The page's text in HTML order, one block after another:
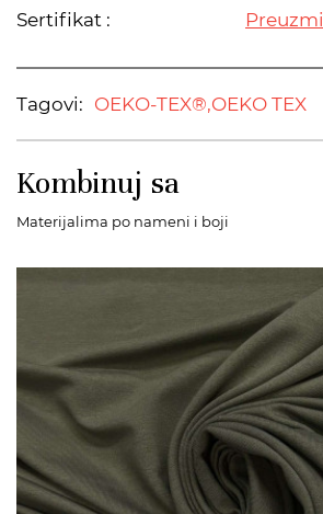
Sertifikat :
Preuzmi
Tagovi: OEKO-TEX®,OEKO TEX
Kombinuj sa
Materijalima po nameni i boji